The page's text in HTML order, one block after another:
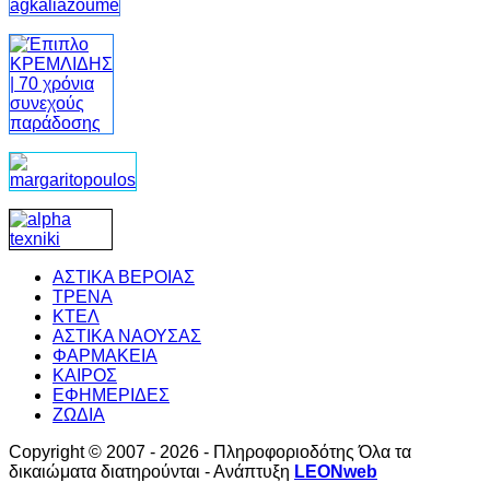
ΑΣΤΙΚΑ ΒΕΡΟΙΑΣ
ΤΡΕΝΑ
ΚΤΕΛ
ΑΣΤΙΚΑ ΝΑΟΥΣΑΣ
ΦΑΡΜΑΚΕΙΑ
ΚΑΙΡΟΣ
ΕΦΗΜΕΡΙΔΕΣ
ΖΩΔΙΑ
Copyright © 2007 - 2026 - Πληροφοριοδότης Όλα τα
δικαιώματα διατηρούνται - Ανάπτυξη LEONweb